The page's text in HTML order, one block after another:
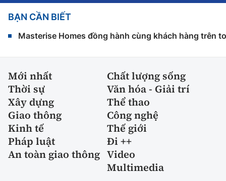
BẠN CẦN BIẾT
Masterise Homes đồng hành cùng khách hàng trên
Mới nhất
Chất lượng sống
Thời sự
Văn hóa - Giải trí
Xây dựng
Thể thao
Giao thông
Công nghệ
Kinh tế
Thế giới
Pháp luật
Đi ++
An toàn giao thông Video
Multimedia